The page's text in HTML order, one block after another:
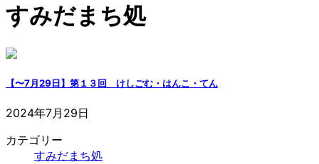
すみだまち処
【〜7月29日】第１３回 けしごむ・はんこ・てん
2024年7月29日
カテゴリー
すみだまち処